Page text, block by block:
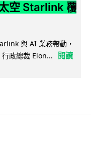
空 Starlink 覆
與 AI 業務帶動，
政總裁 Elon...
閱讀